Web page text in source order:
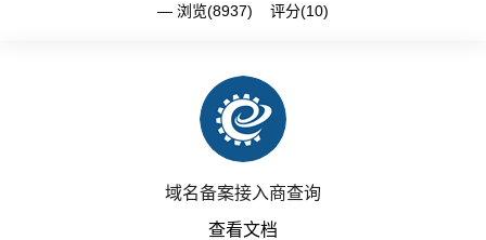
浏览(8937) 评分(10)
域名备案接入商查询
查看文档